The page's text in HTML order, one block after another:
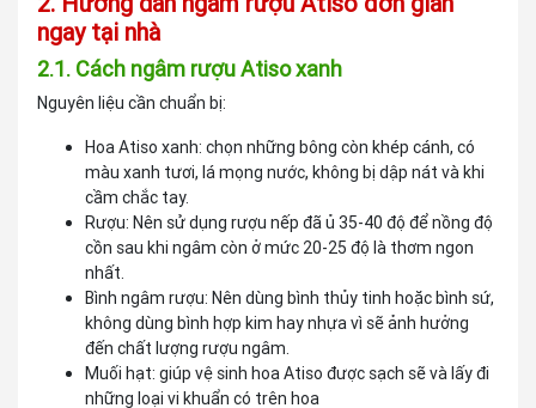
ngay tại nhà
2.1. Cách ngâm rượu Atiso xanh
Nguyên liệu cần chuẩn bị:
Hoa Atiso xanh: chọn những bông còn khép cánh, có
màu xanh tươi, lá mọng nước, không bị dập nát và khi
cầm chắc tay.
Rượu: Nên sử dụng rượu nếp đã ủ 35-40 độ để nồng độ
cồn sau khi ngâm còn ở mức 20-25 độ là thơm ngon
nhất.
Bình ngâm rượu: Nên dùng bình thủy tinh hoặc bình sứ,
không dùng bình hợp kim hay nhựa vì sẽ ảnh hưởng
đến chất lượng rượu ngâm.
Muối hạt: giúp vệ sinh hoa Atiso được sạch sẽ và lấy đi
những loại vi khuẩn có trên hoa